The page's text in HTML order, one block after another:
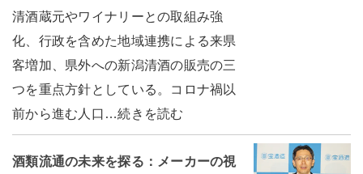
清酒蔵元やワイナリーとの取組み強
化、行政を含めた地域連携による来県
客増加、県外への新潟清酒の販売の三
つを重点方針としている。コロナ禍以
前から進む人口…続きを読む
酒類流通の未来を探る：メーカーの視